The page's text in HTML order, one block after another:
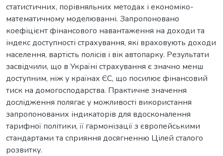
статистичних, порівняльних методах і економіко-
математичному моделюванні. Запропоновано
коефіцієнт фінансового навантаження на доходи та
індекс доступності страхування, які враховують доходи
населення, вартість полісів і вік автопарку. Результати
засвідчили, що в Україні страхування є значно менш
доступним, ніж у країнах ЄС, що посилює фінансовий
тиск на домогосподарства. Практичне значення
дослідження полягає у можливості використання
запропонованих індикаторів для вдосконалення
тарифної політики, її гармонізації з європейськими
стандартами та сприяння досягненню Цілей сталого
розвитку.